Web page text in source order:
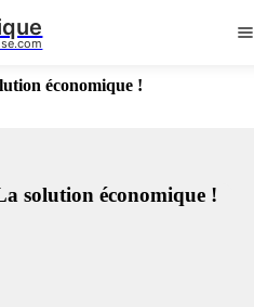
économique !
solution économique !